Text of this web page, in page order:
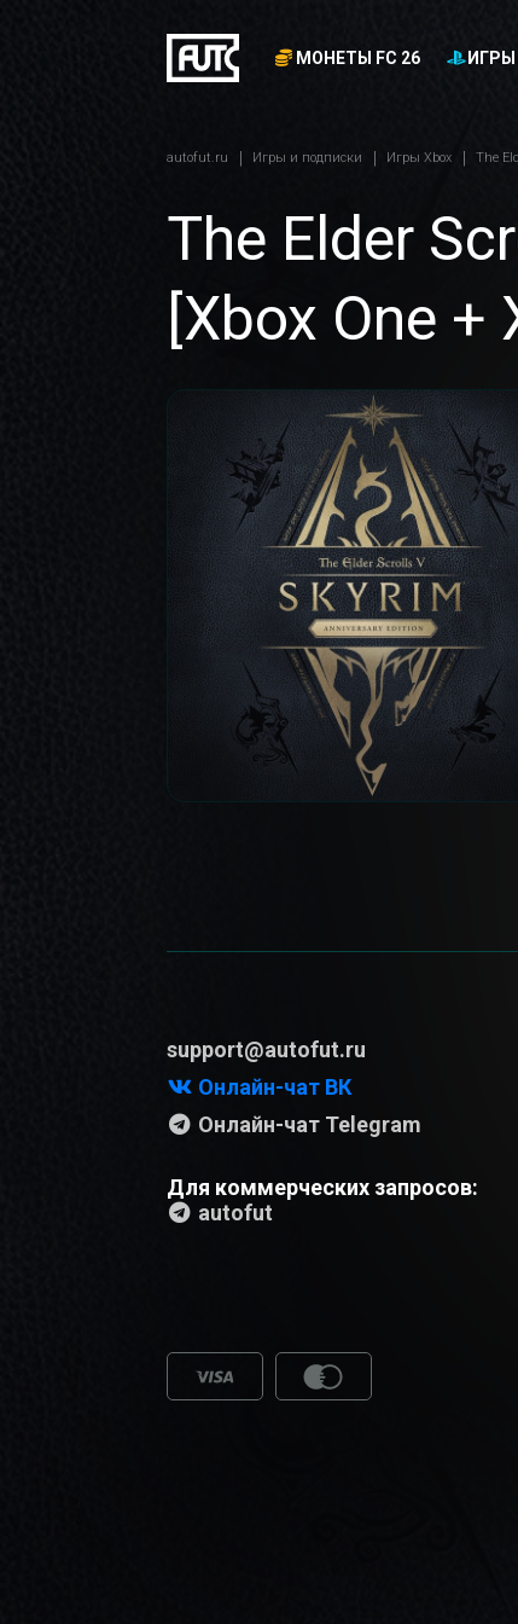
МОНЕТЫ FC 26 ИГРЫ
autofut.ru Игры и подписки Игры Xbox The
The Elder
[Xbox One +
support@autofut.ru
Онлайн-чат ВК
Онлайн-чат Telegram
Для коммерческих запросов:
autofut